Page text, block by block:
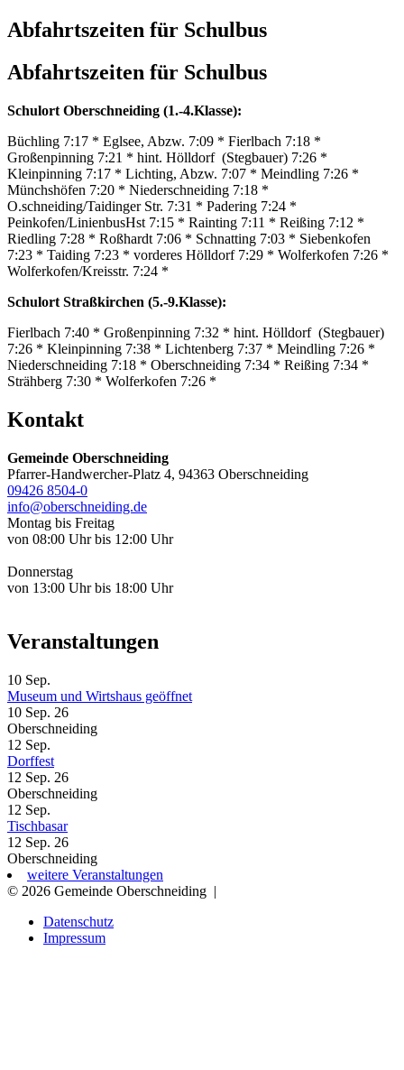
Abfahrtszeiten für Schulbus
Abfahrtszeiten für Schulbus
Schulort Oberschneiding (1.-4.Klasse):
Büchling 7:17 * Eglsee, Abzw. 7:09 * Fierlbach 7:18 *
Großenpinning 7:21 * hint. Hölldorf (Stegbauer) 7:26 *
Kleinpinning 7:17 * Lichting, Abzw. 7:07 * Meindling 7:26 *
Münchshöfen 7:20 * Niederschneiding 7:18 *
O.schneiding/Taidinger Str. 7:31 * Padering 7:24 *
Peinkofen/LinienbusHst 7:15 * Rainting 7:11 * Reißing 7:12 *
Riedling 7:28 * Roßhardt 7:06 * Schnatting 7:03 * Siebenkofen
7:23 * Taiding 7:23 * vorderes Hölldorf 7:29 * Wolferkofen 7:26 *
Wolferkofen/Kreisstr. 7:24 *
Schulort Straßkirchen (5.-9.Klasse):
Fierlbach 7:40 * Großenpinning 7:32 * hint. Hölldorf (Stegbauer)
7:26 * Kleinpinning 7:38 * Lichtenberg 7:37 * Meindling 7:26 *
Niederschneiding 7:18 * Oberschneiding 7:34 * Reißing 7:34 *
Strähberg 7:30 * Wolferkofen 7:26 *
Kontakt
Gemeinde Oberschneiding
Pfarrer-Handwercher-Platz 4, 94363 Oberschneiding
09426 8504-0
info@oberschneiding.de
Montag bis Freitag
von 08:00 Uhr bis 12:00 Uhr
Donnerstag
von 13:00 Uhr bis 18:00 Uhr
Veranstaltungen
10 Sep.
Museum und Wirtshaus geöffnet
10 Sep. 26
Oberschneiding
12 Sep.
Dorffest
12 Sep. 26
Oberschneiding
12 Sep.
Tischbasar
12 Sep. 26
Oberschneiding
weitere Veranstaltungen
© 2026 Gemeinde Oberschneiding |
Datenschutz
Impressum